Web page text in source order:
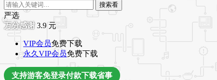
搜索看
严选
3.9 元
VIP会员免费下载
永久VIP会员免费下载
支持游客免登录付款下载省事